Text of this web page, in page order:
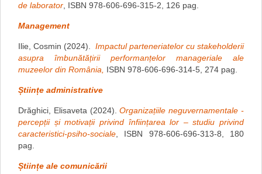
de laborator , ISBN 978-606-696-315-2, 126 pag.
Management
Ilie, Cosmin (2024).
Impactul parteneriatelor cu stakeholderii
asupra îmbunătățirii performanțelor manageriale ale
muzeelor din România, ISBN 978-606-696-314-5, 274 pag.
Științe administrative
Drăghici, Elisaveta (2024).Organizațiile neguvernamentale -
percepții și motivații privind înființarea lor – studiu privind
caracteristici-psiho-sociale , ISBN 978-606-696-313-8, 180
pag.
Științe ale comunicării